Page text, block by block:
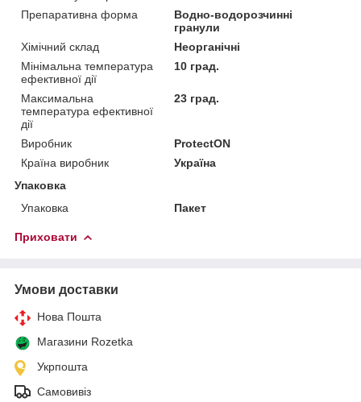
Препаративна форма
Водно-водорозчинні
гранули
Хімічний склад
Неорганічні
Мінімальна температура
ефективної дії
10 град.
Максимальна
температура ефективної
дії
23 град.
Виробник
ProtectON
Країна виробник
Україна
Упаковка
Упаковка
Пакет
Приховати
Умови доставки
Нова Пошта
Магазини Rozetka
Укрпошта
Самовивіз